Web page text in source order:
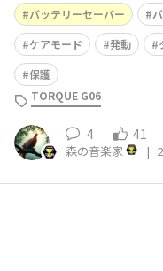
セーバーの関係は？」
UE G06 の動作状況が
す。 まず当方の設定は以下の通りです。 ・バッテリーケ
アモードは ON ・
バッテリーセーバー
ケアモード
発動
保護
TORQUE G06
4 41
森の音楽家 |